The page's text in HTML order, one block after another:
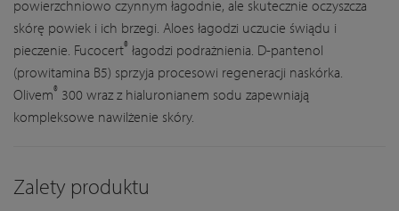
powierzchniowo czynnym łagodnie, ale skutecznie oczyszcza
skórę powiek i ich brzegi. Aloes łagodzi uczucie świądu i
pieczenie. Fucocert® łagodzi podrażnienia. D-pantenol
(prowitamina B5) sprzyja procesowi regeneracji naskórka.
Olivem® 300 wraz z hialuronianem sodu zapewniają
kompleksowe nawilżenie skóry.
Zalety produktu